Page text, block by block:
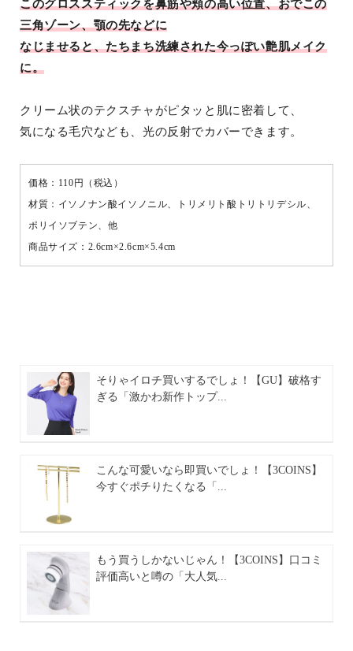
このグロススティックを鼻筋や頬の高い位置、おでこの
三角ゾーン、顎の先などに
なじませると、たちまち洗練された今っぽい艶肌メイク
に。
クリーム状のテクスチャがピタッと肌に密着して、
気になる毛穴なども、光の反射でカバーできます。
価格：110円（税込）
材質：イソノナン酸イソノニル、トリメリト酸トリトリデシル、
ポリイソブテン、他
商品サイズ：2.6cm×2.6cm×5.4cm
そりゃイロチ買いするでしょ！【GU】破格す
ぎる「激かわ新作トップ...
こんな可愛いなら即買いでしょ！【3COINS】
今すぐポチりたくなる「...
もう買うしかないじゃん！【3COINS】口コミ
評価高いと噂の「大人気...